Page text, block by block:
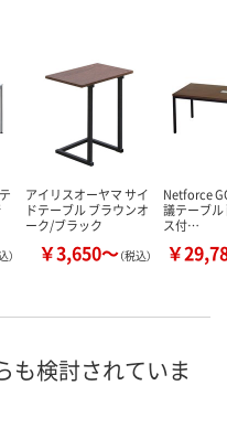
）
アイリスオーヤマ サイ
ドテーブル ブラウンオ
ーク/ブラック
￥3,650～（税込）
Netforce
議テーブ
ス付…
￥
も検討されていま